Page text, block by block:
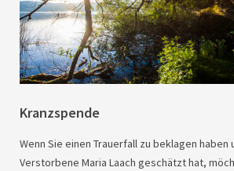
Kranzspende
Wenn Sie einen Trauerfall zu beklagen haben
Verstorbene Maria Laach geschätzt hat,